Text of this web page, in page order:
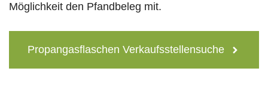
Möglichkeit den Pfandbeleg mit.
Propangasflaschen Verkaufsstellensuche